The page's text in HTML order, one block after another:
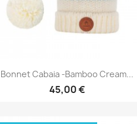
Aperçu rapide
Bonnet Cabaia -Bamboo Cream...
45,00 €